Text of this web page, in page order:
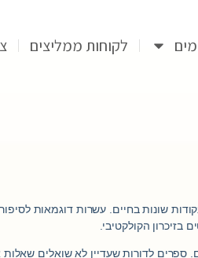
לקוחות ממליצים
שונות בחיים. עשרות דוגמאות
הקולקטיבי.